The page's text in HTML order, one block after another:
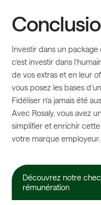
Investir dans un package
c’est investir dans
de vos extras et en leur
vous posez les bases
Fidéliser n’a jamais été
Avec Rosaly, vous avez
simplifier et enrichir
votre marque employeur.
Découvrez notre
rémunération